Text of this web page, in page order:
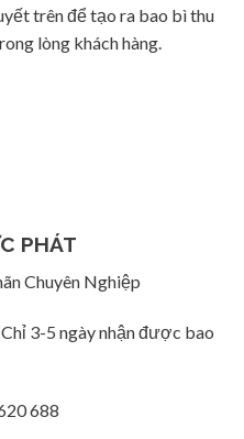
trên để tạo ra bao bì thu
lòng khách hàng.
PHÁT
Chuyên Nghiệp
3-5 ngày nhận được bao
688